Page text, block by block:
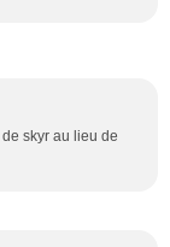
skyr au lieu de